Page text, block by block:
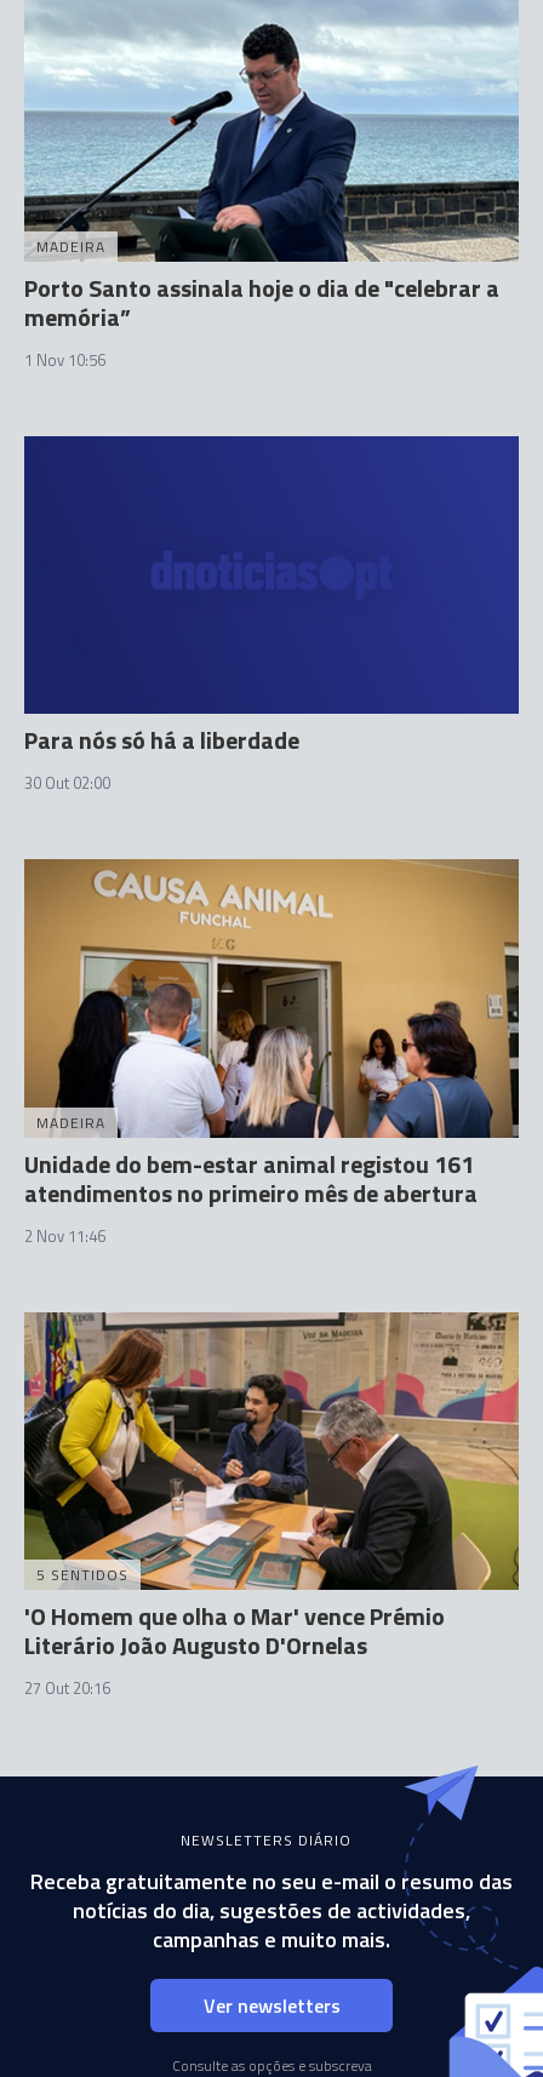
MADEIRA
Porto Santo assinala hoje o dia de "celebrar a
memória”
1 Nov 10:56
Para nós só há a liberdade
30 Out 02:00
MADEIRA
Unidade do bem-estar animal registou 161
atendimentos no primeiro mês de abertura
2 Nov 11:46
5 SENTIDOS
'O Homem que olha o Mar' vence Prémio
Literário João Augusto D'Ornelas
27 Out 20:16
NEWSLETTERS DIÁRIO
Receba gratuitamente no seu e-mail o resumo das
notícias do dia, sugestões de actividades,
campanhas e muito mais.
Ver newsletters
Consulte as opções e subscreva